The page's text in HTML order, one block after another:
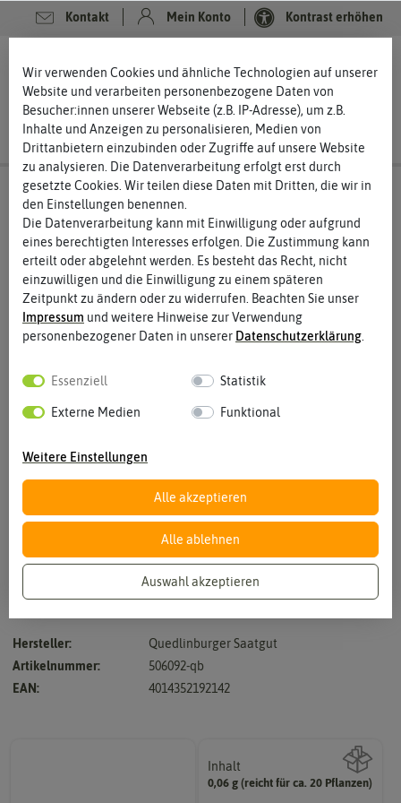
Kontakt Mein Konto Kontrast erhöhen
Vergrößern durch berühren
Für naturnahe Pflanzungen in Sommerbeete/Staudenrabatten und
Hersteller:
Quedlinburger Saatgut
Artikelnummer:
506092-qb
EAN:
4014352192142
Inhalt
0,06 g (reicht für ca. 20 Pflanzen)
Wie viel ist enthalten
Wir verwenden Cookies und ähnliche Technologien auf unserer
Website und verarbeiten personenbezogene Daten von
Besucher:innen unserer Webseite (z.B. IP-Adresse), um z.B.
Inhalte und Anzeigen zu personalisieren, Medien von
Drittanbietern einzubinden oder Zugriffe auf unsere Website
zu analysieren. Die Datenverarbeitung erfolgt erst durch
gesetzte Cookies. Wir teilen diese Daten mit Dritten, die wir in
den Einstellungen benennen.
Die Datenverarbeitung kann mit Einwilligung oder aufgrund
eines berechtigten Interesses erfolgen. Die Zustimmung kann
erteilt oder abgelehnt werden. Es besteht das Recht, nicht
einzuwilligen und die Einwilligung zu einem späteren
Zeitpunkt zu ändern oder zu widerrufen. Beachten Sie unser
Impressum und weitere Hinweise zur Verwendung
personenbezogener Daten in unserer Daten­schutz­erklärung
Essenziell Statistik
Externe Medien Funktional
Weitere Einstellungen
Alle akzeptieren
Alle ablehnen
Auswahl akzeptieren